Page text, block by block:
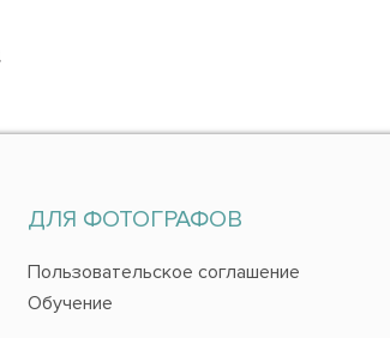
ДЛЯ ФОТОГРАФОВ
Пользовательское соглашение
Обучение